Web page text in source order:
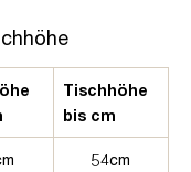
Tischhöhe
bis cm
54cm